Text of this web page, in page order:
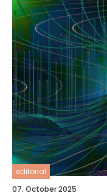
editorial
07. October 2025